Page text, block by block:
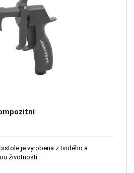
je vyrobena z tvrdého a
životností.